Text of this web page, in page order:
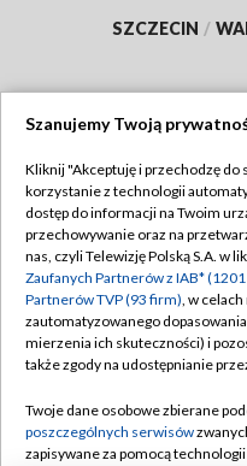
SZCZECIN /
Abonament TVP
Emisja w TVP
Centrum informacji TVP
Naziemna Telewizja
Rada Programowa
Szanujemy Twoją
Kliknij "Akceptuję i przechodzę do
korzystanie z technologii
dostęp do informacji na Twoim
przechowywanie oraz na
nas, czyli Telewizję Polską S.A. w
Zaufanych Partnerów z IAB*
Partnerów TVP (93 firm), w
zautomatyzowanego
mierzenia ich skuteczności) i
także zgody na udostępnianie
Twoje dane osobowe zbierane
poszczególnych serwisów
zapisywane za pomocą